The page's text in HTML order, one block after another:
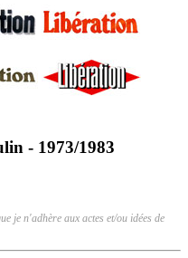
- 1973/1983
je n'adhère aux actes et/ou idées de